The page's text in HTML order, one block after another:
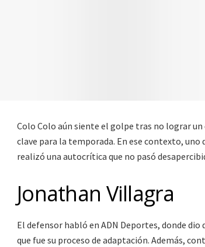
Colo Colo aún siente el golpe tras no lograr
clave para la temporada. En ese contexto, uno
realizó una autocrítica que no pasó
Jonathan Villagra
El defensor habló en ADN Deportes, donde
que fue su proceso de adaptación. Además,